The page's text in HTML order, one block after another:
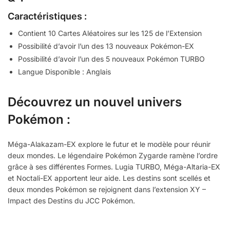
Caractéristiques :
Contient 10 Cartes Aléatoires sur les 125 de l’Extension
Possibilité d’avoir l’un des 13 nouveaux Pokémon-EX
Possibilité d’avoir l’un des 5 nouveaux Pokémon TURBO
Langue Disponible : Anglais
Découvrez un nouvel univers
Pokémon :
Méga-Alakazam-EX explore le futur et le modèle pour réunir
deux mondes. Le légendaire Pokémon Zygarde ramène l’ordre
grâce à ses différentes Formes. Lugia TURBO, Méga-Altaria-EX
et Noctali-EX apportent leur aide. Les destins sont scellés et
deux mondes Pokémon se rejoignent dans l’extension XY –
Impact des Destins du JCC Pokémon.